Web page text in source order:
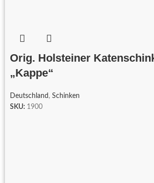
Orig. Holsteiner
„Kappe“
Deutschland , Schinken
SKU: 1900